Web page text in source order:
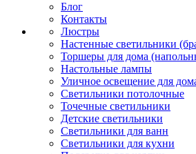
Блог
Контакты
Люстры
Настенные светильники
Торшеры для дома
Настольные лампы
Уличное освещение для
Светильники потолочные
Точечные светильники
Детские светильники
Светильники для ванн
Светильники для кухни